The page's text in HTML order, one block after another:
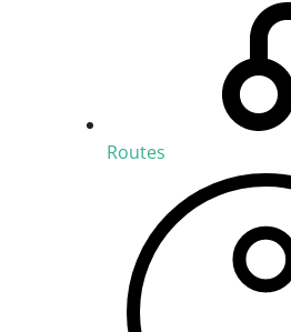
Routes